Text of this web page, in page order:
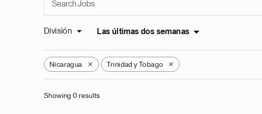
División Las últimas dos semanas
Nicaragua X Trinidad y Tobago X
Showing 0 results